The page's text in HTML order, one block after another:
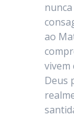
ao
vivem
Deus